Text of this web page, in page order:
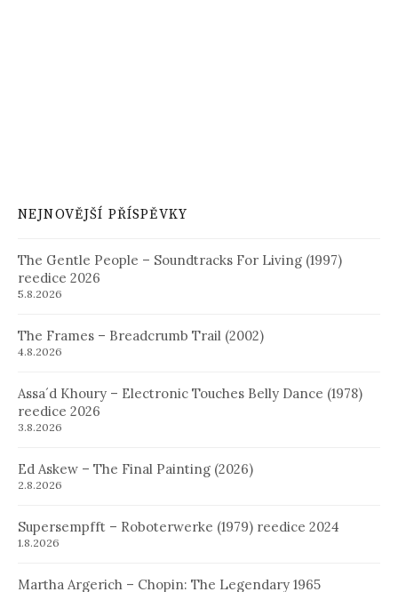
NEJNOVĚJŠÍ PŘÍSPĚVKY
The Gentle People – Soundtracks For Living (1997)
reedice 2026
5.8.2026
The Frames – Breadcrumb Trail (2002)
4.8.2026
Assa´d Khoury – Electronic Touches Belly Dance (1978)
reedice 2026
3.8.2026
Ed Askew – The Final Painting (2026)
2.8.2026
Supersempfft – Roboterwerke (1979) reedice 2024
1.8.2026
Martha Argerich – Chopin: The Legendary 1965